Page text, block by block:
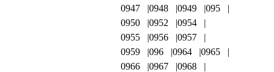
0947
0948 0949
095
0950
0952
0954
0955
0956
0957
0959
096 0964
0965
0966
0967
0968